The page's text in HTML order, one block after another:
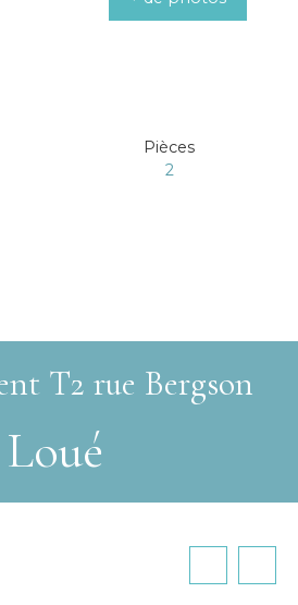
Pièces
2
T2 rue Bergson
Loué